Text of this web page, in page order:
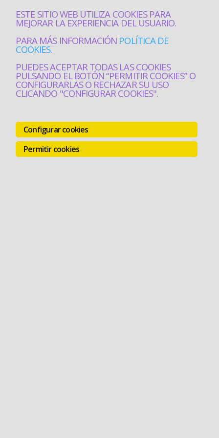
ESTE SITIO WEB UTILIZA COOKIES PARA
MEJORAR LA EXPERIENCIA DEL USUARIO.
PARA MÁS INFORMACIÓN POLÍTICA DE
COOKIES.
PUEDES ACEPTAR TODAS LAS COOKIES
PULSANDO EL BOTÓN “PERMITIR COOKIES” O
CONFIGURARLAS O RECHAZAR SU USO
CLICANDO "CONFIGURAR COOKIES".
Configurar cookies
Permitir cookies